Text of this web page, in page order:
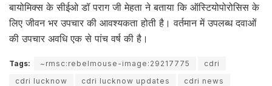
बायोमिक्स के सीईओ डॉ पराग जी मेहता ने बताया कि ऑस्टियोपोरोसिस के
लिए जीवन भर उपचार की आवश्यकता होती है। वर्तमान में उपलब्ध दवाओं
की उपचार अवधि एक से पांच वर्ष की है।
Tags: ~rmsc:rebelmouse-image:29217775
cdri
cdri lucknow
cdri lucknow updates
cdri news